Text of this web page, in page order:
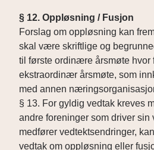
§ 12. Oppløsning / Fusjon
Forslag om oppløsning kan
skal være skriftlige og
til første ordinære årsmøte hvor
ekstraordinær årsmøte, som
med annen
§ 13. For gyldig vedtak kreves
andre foreninger som driver
medfører vedtektsendringer,
vedtak om oppløsning eller